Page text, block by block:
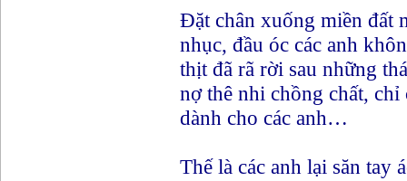
Đặt chân xuống miền đất
nhục, đầu óc các anh
thịt đã rã rời sau những
nợ thê nhi chồng chất,
dành cho các anh…
Thế là các anh lại săn tay